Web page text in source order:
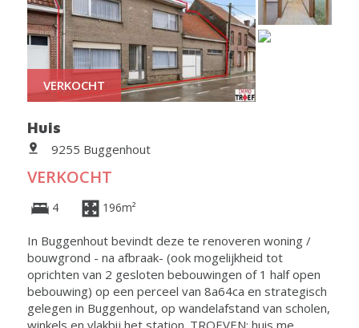
VERKOCHT
Huis
9255 Buggenhout
VERKOCHT
4 196m²
In Buggenhout bevindt deze te renoveren woning /
bouwgrond - na afbraak- (ook mogelijkheid tot
oprichten van 2 gesloten bebouwingen of 1 half open
bebouwing) op een perceel van 8a64ca en strategisch
gelegen in Buggenhout, op wandelafstand van scholen,